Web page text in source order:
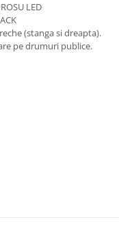
LED
(stanga si dreapta).
pe drumuri publice.